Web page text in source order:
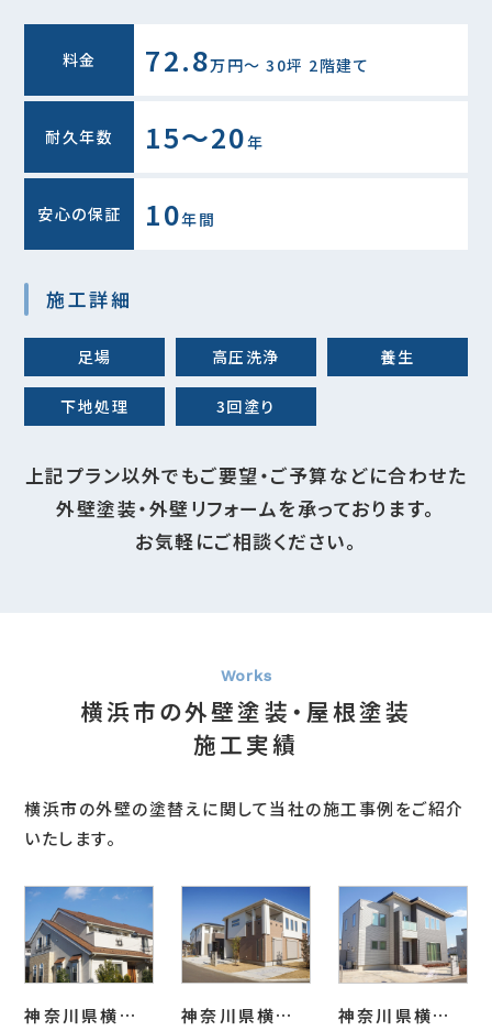
料金 72.8万円〜 30坪 2階建て
耐久年数 15～20年
安心の保証 10年間
施工詳細
足場 高圧洗浄 養生
下地処理 3回塗り
上記プラン以外でもご要望・ご予算などに合わせた
外壁塗装・外壁リフォームを承っております。
お気軽にご相談ください。
横浜市の外壁塗装・屋根塗装
施工実績
横浜市の外壁の塗替えに関して当社の施工事例をご紹介
いたします。
神奈川県横浜
神奈川県横浜
神奈川県横浜